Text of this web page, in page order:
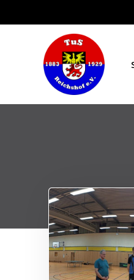
Inhalt